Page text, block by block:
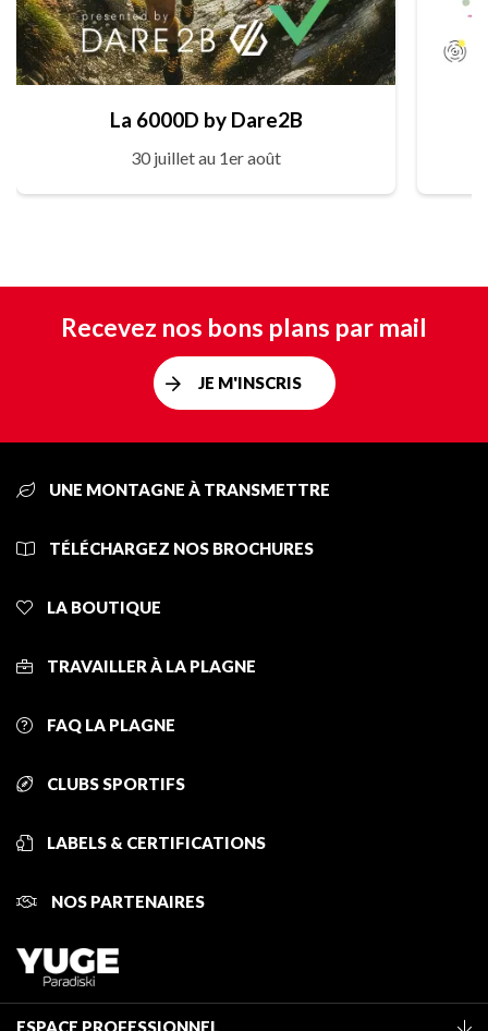
La 6000D by Dare2B
30 juillet au 1er août
Recevez nos bons plans par mail
JE M'INSCRIS
UNE MONTAGNE À TRANSMETTRE
TÉLÉCHARGEZ NOS BROCHURES
LA BOUTIQUE
TRAVAILLER À LA PLAGNE
FAQ LA PLAGNE
CLUBS SPORTIFS
LABELS & CERTIFICATIONS
NOS PARTENAIRES
ESPACE PROFESSIONNEL